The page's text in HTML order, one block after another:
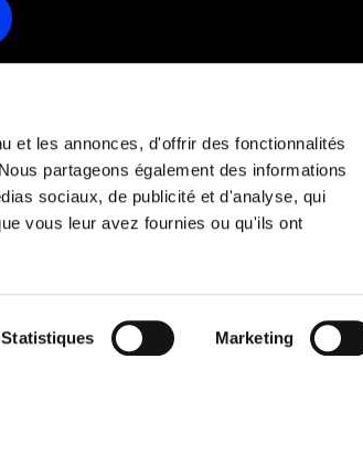
et les annonces, d'offrir des fonctionnalités
partageons également des informations
sociaux, de publicité et d'analyse, qui
vous leur avez fournies ou qu'ils ont
Statistiques Marketing